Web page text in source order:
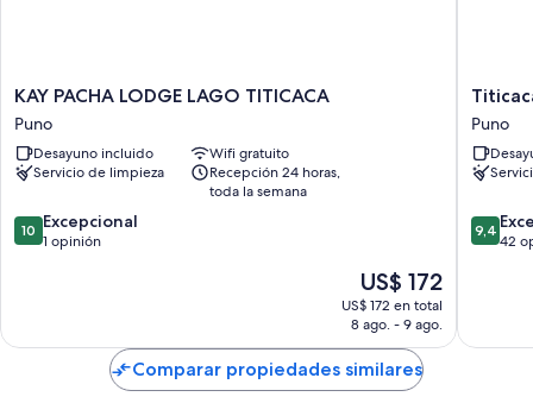
KAY
PACHA
LODGE
LAGO
TITICACA
KAY PACHA LODGE LAGO TITICACA
Puno
Desayuno incluido
Wifi gratuito
Servicio de limpieza
Recepción 24 horas,
toda la semana
10.0
de
10 Excepcional
1 opinión
El
precio
actual
de
US$ 172
US$ 172
US$ 172 en total
8 ago. - 9 ago.
Titicaca
Origins
Perú
Puno
Puno
9.4
de
9,4
42
Comparar propiedades similares